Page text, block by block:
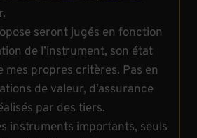
seront jugés en fonction
de l’instrument, son état
mes propres critères. Pas en
de valeur, d’assurance
par des tiers.
instruments importants, seuls